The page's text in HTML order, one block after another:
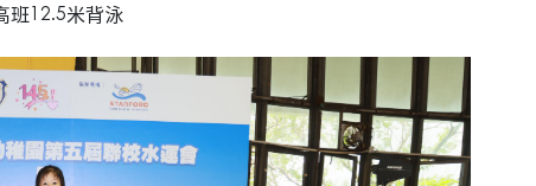
班12.5米背泳